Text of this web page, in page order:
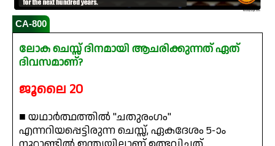
CA-800
ലോക ചെസ്സ് ദിനമായി ആചരിക്കുന്നത് ഏത്
ദിവസമാണ്?
ജൂലൈ 20
■ യഥാർത്ഥത്തിൽ "ചതുരംഗം"
എന്നറിയപ്പെട്ടിരുന്ന ചെസ്സ്, ഏകദേശം 5-ാം